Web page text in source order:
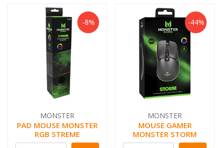
-8%
MONSTER
PAD MOUSE MONSTER
RGB STREME
-44%
MONSTER
MOUSE GAMER
MONSTER STORM